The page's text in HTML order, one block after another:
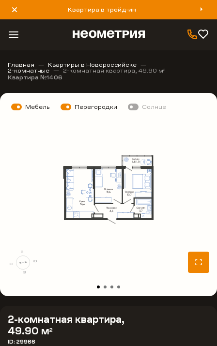
Квартира в трейд-ин
8 800 777 40 93
Главная Квартиры в Новороссийске
2-комнатные 2-комнатная квартира, 49.90 м2
Квартира №1406
2-комнатная квартира,
49.90 м2
ID: 29966
Мебель Перегородки Солнце
С
В
Ю
З